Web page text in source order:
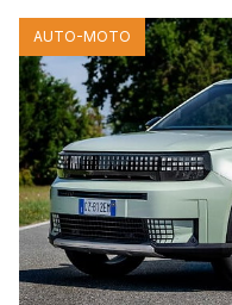
AUTO-MOTO